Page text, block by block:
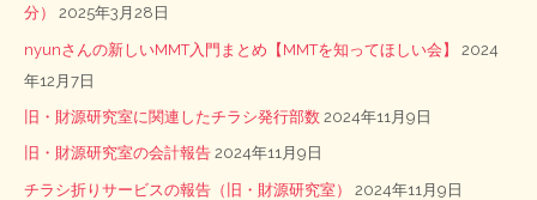
分）
2025年3月28日
nyunさんの新しいMMT入門まとめ【MMTを知ってほしい会】
2024
年12月7日
旧・財源研究室に関連したチラシ発行部数 2024年11月9日
旧・財源研究室の会計報告 2024年11月9日
チラシ折りサービスの報告（旧・財源研究室） 2024年11月9日